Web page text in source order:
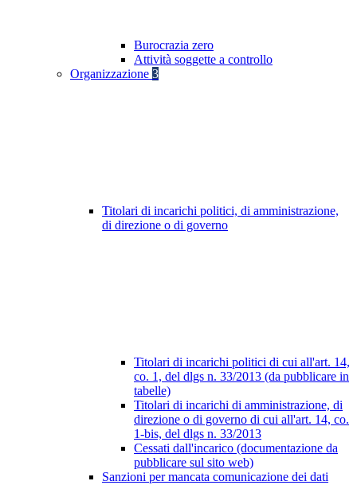
Burocrazia zero
Attività soggette a controllo
Organizzazione 3
Titolari di incarichi politici, di amministrazione,
di direzione o di governo
Titolari di incarichi politici di cui all'art. 14,
co. 1, del dlgs n. 33/2013 (da pubblicare in
tabelle)
Titolari di incarichi di amministrazione, di
direzione o di governo di cui all'art. 14, co.
1-bis, del dlgs n. 33/2013
Cessati dall'incarico (documentazione da
pubblicare sul sito web)
Sanzioni per mancata comunicazione dei dati